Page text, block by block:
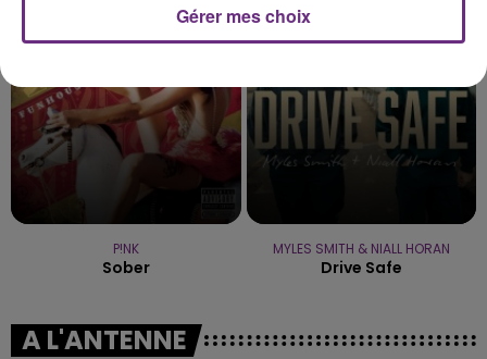
P!NK
Sober
23h05
23h05
MYLES SMITH & NIALL HORAN
Drive Safe
A L'ANTENNE
Gérer mes choix